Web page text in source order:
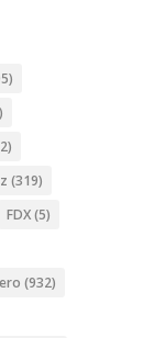
(319)
FDX(5)
(932)